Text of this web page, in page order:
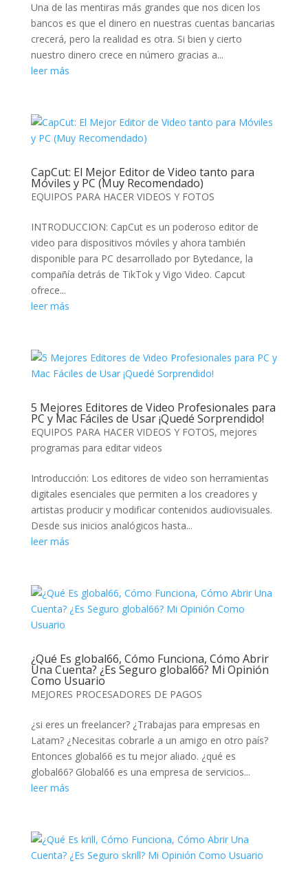
Una de las mentiras más grandes que nos dicen los
bancos es que el dinero en nuestras cuentas bancarias
crecerá, pero la realidad es otra. Si bien y cierto
nuestro dinero crece en número gracias a...
leer más
CapCut: El Mejor Editor de Video tanto para
Móviles y PC (Muy Recomendado)
EQUIPOS PARA HACER VIDEOS Y FOTOS
INTRODUCCION: CapCut es un poderoso editor de
video para dispositivos móviles y ahora también
disponible para PC desarrollado por Bytedance, la
compañía detrás de TikTok y Vigo Video. Capcut
ofrece...
leer más
5 Mejores Editores de Video Profesionales para
PC y Mac Fáciles de Usar ¡Quedé Sorprendido!
EQUIPOS PARA HACER VIDEOS Y FOTOS, mejores
programas para editar videos
Introducción: Los editores de video son herramientas
digitales esenciales que permiten a los creadores y
artistas producir y modificar contenidos audiovisuales.
Desde sus inicios analógicos hasta...
leer más
¿Qué Es global66, Cómo Funciona, Cómo Abrir
Una Cuenta? ¿Es Seguro global66? Mi Opinión
Como Usuario
MEJORES PROCESADORES DE PAGOS
¿si eres un freelancer? ¿Trabajas para empresas en
Latam? ¿Necesitas cobrarle a un amigo en otro país?
Entonces global66 es tu mejor aliado. ¿qué es
global66? Global66 es una empresa de servicios...
leer más